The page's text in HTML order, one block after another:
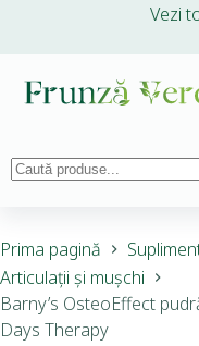
Vezi
Prima pagină
Articulații și mușchi
Barny’s OsteoEffect
Days Therapy